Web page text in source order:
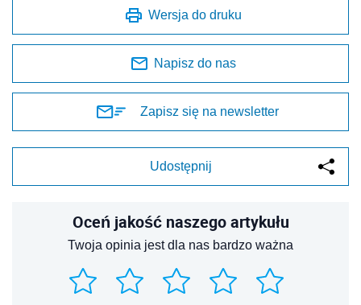
Wersja do druku
Napisz do nas
Zapisz się na newsletter
Udostępnij
Oceń jakość naszego artykułu
Twoja opinia jest dla nas bardzo ważna